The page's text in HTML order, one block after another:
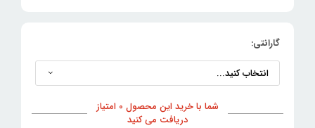
گارانتی:
شما با خرید این محصول 0 امتیاز
دریافت می کنید